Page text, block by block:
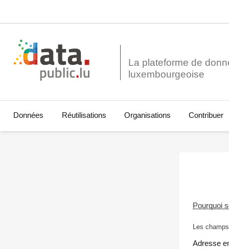
La plateforme de
Données Réutilisations Organisations Contribuer
Pourquoi
Les
Adresse